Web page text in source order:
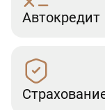
Автокредит